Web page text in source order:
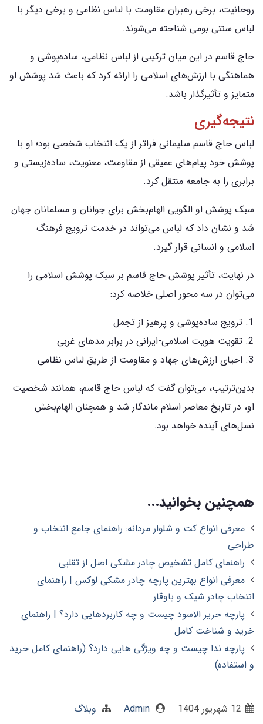
روحانیت، برخی رهبران مقاومت با لباس نظامی و برخی دیگر با
لباس سنتی بومی شناخته می‌شوند.
حاج قاسم در این میان ترکیبی از لباس نظامی، ساده‌پوشی و
هماهنگی با ارزش‌های اسلامی را ارائه کرد که باعث شد پوشش او
متمایز و تأثیرگذار باشد.
نتیجه‌گیری
لباس حاج قاسم سلیمانی فراتر از یک انتخاب شخصی بود؛ او با
پوشش خود پیام‌های عمیقی از مقاومت، معنویت، ساده‌زیستی و
برابری را به جامعه منتقل کرد.
سبک پوشش او الگویی الهام‌بخش برای جوانان و مسلمانان جهان
شد و نشان داد که لباس می‌تواند در خدمت ترویج فرهنگ
اسلامی و انسانی قرار گیرد.
در نهایت، تأثیر پوشش حاج قاسم بر سبک پوشش اسلامی را
می‌توان در سه محور اصلی خلاصه کرد:
ترویج ساده‌پوشی و پرهیز از تجمل
تقویت هویت اسلامی-ایرانی در برابر مدهای غربی
احیای ارزش‌های جهاد و مقاومت از طریق لباس نظامی
بدین‌ترتیب، می‌توان گفت که لباس حاج قاسم، همانند شخصیت
او، در تاریخ معاصر اسلام ماندگار شد و همچنان الهام‌بخش
نسل‌های آینده خواهد بود.
همچنین بخوانید...
معرفی انواع کت و شلوار مردانه: راهنمای جامع انتخاب و
طراحی
راهنمای کامل تشخیص چادر مشکی اصل از تقلبی
معرفی انواع بهترین پارچه چادر مشکی لوکس | راهنمای
انتخاب چادر شیک و باوقار
پارچه حریر الاسود چیست و چه کاربردهایی دارد؟ | راهنمای
خرید و شناخت کامل
پارچه ندا چیست و چه ویژگی هایی دارد؟ (راهنمای کامل خرید
و استفاده)
Admin وبلاگ